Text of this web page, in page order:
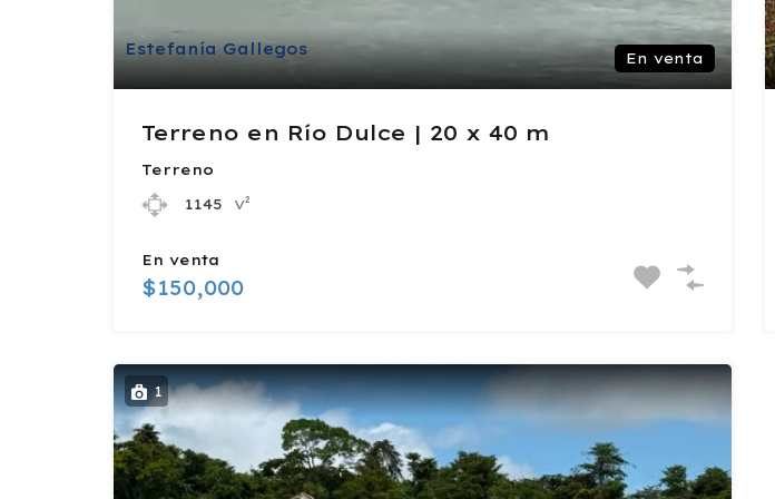
Estefanía Gallegos En venta
Terreno en Río Dulce | 20 x 40 m
Terreno
1145
v²
En venta
$150,000
1